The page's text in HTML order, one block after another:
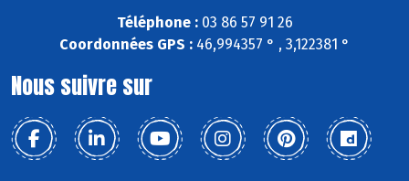
Téléphone :03 86 57 91 26
Coordonnées GPS : 46,994357 ° , 3,122381 °
Nous suivre sur